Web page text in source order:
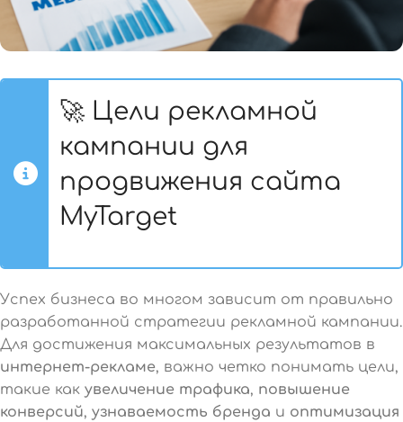
🚀 Цели рекламной
кампании для
продвижения сайта
MyTarget
Успех бизнеса во многом зависит от правильно
разработанной стратегии рекламной кампании.
Для достижения максимальных результатов в
интернет-рекламе, важно четко понимать цели,
такие как увеличение трафика, повышение
конверсий, узнаваемость бренда и оптимизация